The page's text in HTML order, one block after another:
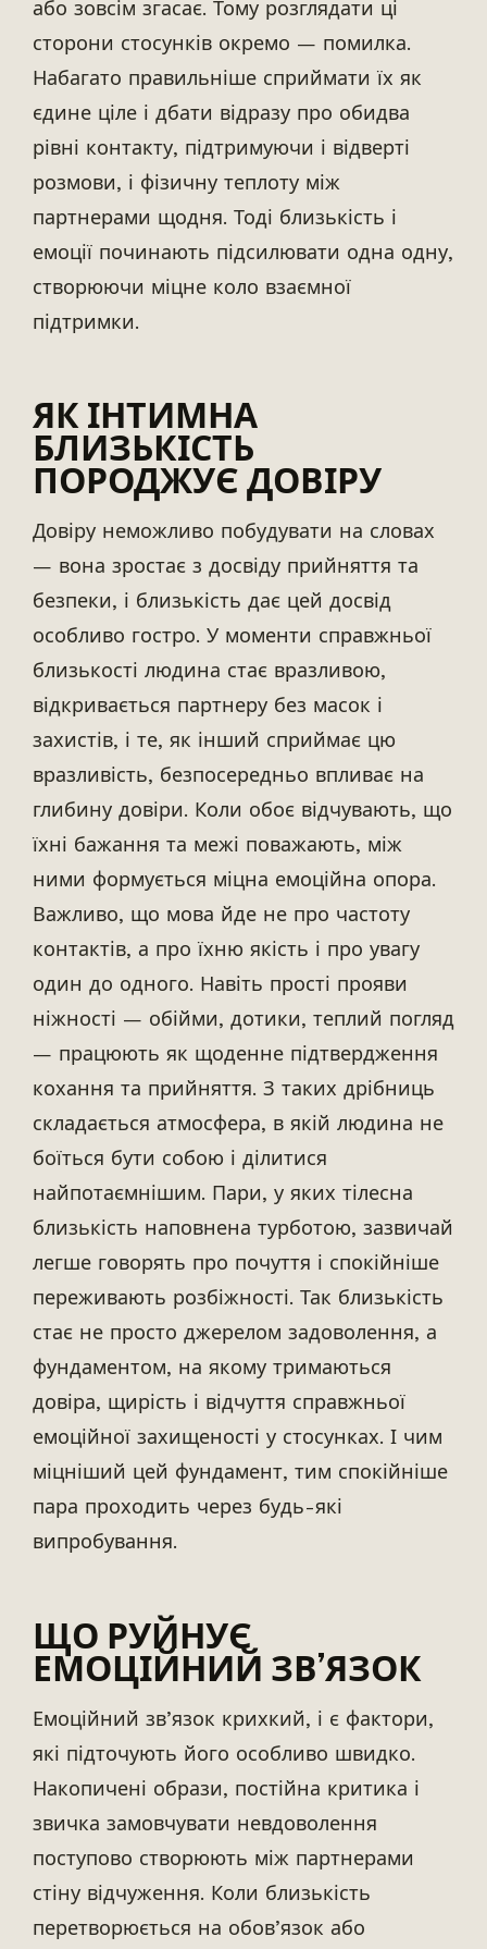
або зовсім згасає. Тому розглядати ці
сторони стосунків окремо — помилка.
Набагато правильніше сприймати їх як
єдине ціле і дбати відразу про обидва
рівні контакту, підтримуючи і відверті
розмови, і фізичну теплоту між
партнерами щодня. Тоді близькість і
емоції починають підсилювати одна одну,
створюючи міцне коло взаємної
підтримки.
ЯК ІНТИМНА
БЛИЗЬКІСТЬ
ПОРОДЖУЄ ДОВІРУ
Довіру неможливо побудувати на словах
— вона зростає з досвіду прийняття та
безпеки, і близькість дає цей досвід
особливо гостро. У моменти справжньої
близькості людина стає вразливою,
відкривається партнеру без масок і
захистів, і те, як інший сприймає цю
вразливість, безпосередньо впливає на
глибину довіри. Коли обоє відчувають, що
їхні бажання та межі поважають, між
ними формується міцна емоційна опора.
Важливо, що мова йде не про частоту
контактів, а про їхню якість і про увагу
один до одного. Навіть прості прояви
ніжності — обійми, дотики, теплий погляд
— працюють як щоденне підтвердження
кохання та прийняття. З таких дрібниць
складається атмосфера, в якій людина не
боїться бути собою і ділитися
найпотаємнішим. Пари, у яких тілесна
близькість наповнена турботою, зазвичай
легше говорять про почуття і спокійніше
переживають розбіжності. Так близькість
стає не просто джерелом задоволення, а
фундаментом, на якому тримаються
довіра, щирість і відчуття справжньої
емоційної захищеності у стосунках. І чим
міцніший цей фундамент, тим спокійніше
пара проходить через будь-які
випробування.
ЩО РУЙНУЄ
ЕМОЦІЙНИЙ ЗВ’ЯЗОК
Емоційний зв’язок крихкий, і є фактори,
які підточують його особливо швидко.
Накопичені образи, постійна критика і
звичка замовчувати невдоволення
поступово створюють між партнерами
стіну відчуження. Коли близькість
перетворюється на обов’язок або